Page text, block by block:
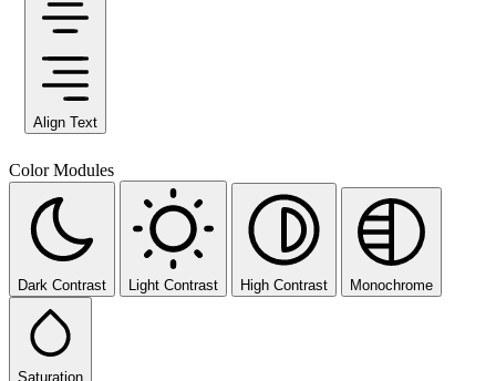
Align Text
Color Modules
Dark Contrast Light Contrast High Contrast Monochrome
Saturation